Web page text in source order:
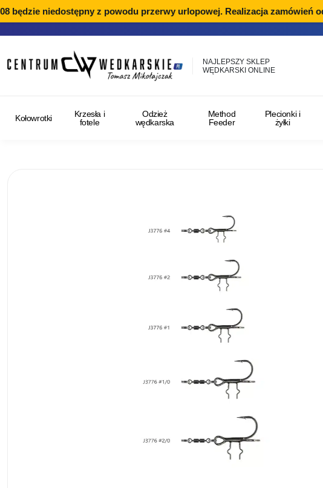
będzie niedostępny z powodu przerwy urlopowej. Realizacja zamówień
NAJLEPSZY SKLEP
WĘDKARSKI ONLINE
Kołowrotki
Krzesła i
fotele
Odzież
wędkarska
Method
Feeder
Plecionki i
żyłki